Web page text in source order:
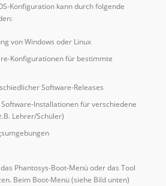
Funktionen
Einsatzgebiete
Systemvoraussetzungen
Neu in Version 10
Warum Phantosys?
Extras
Reseller/Exklusivpartner werden
Konfiguration kann durch folgende
von Windows oder Linux
Konfigurationen für bestimmte
Software-Releases
Installationen für verschiedene
Lehrer/Schüler)
Phantosys-Boot-Menü oder das Tool
Beim Boot-Menü (siehe Bild unten)